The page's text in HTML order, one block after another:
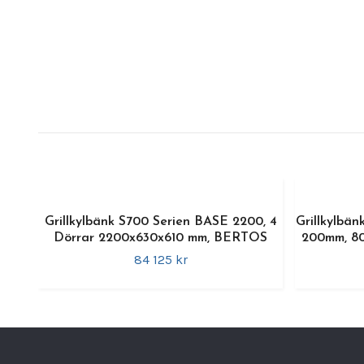
Grillkylbänk S700 Serien BASE 2200, 4
Dörrar 2200x630x610 mm, BERTOS
84 125 kr
200mm,